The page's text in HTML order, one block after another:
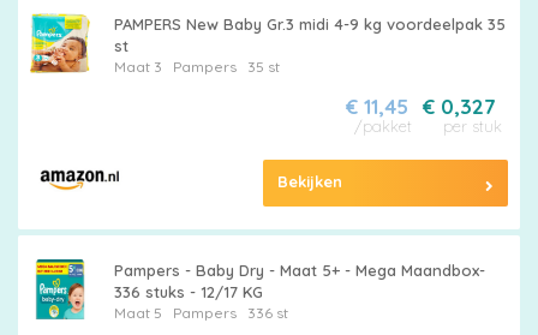
PAMPERS New Baby Gr.3 midi 4-9 kg voordeelpak 35
st
Maat 3 Pampers 35 st
€ 0,327
per stuk
€ 11,45
/pakket
Bekijken
Pampers - Baby Dry - Maat 5+ - Mega Maandbox-
336 stuks - 12/17 KG
Maat 5 Pampers
336 st